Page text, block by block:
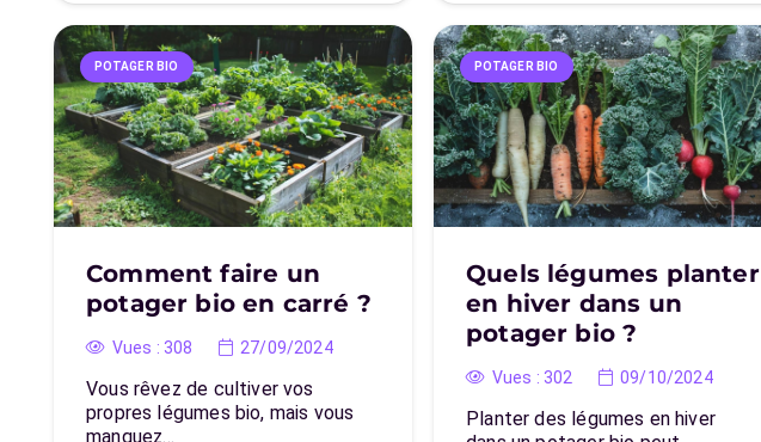
POTAGER BIO
Comment faire un
potager bio en carré ?
Vues : 308 27/09/2024
Vous rêvez de cultiver vos
propres légumes bio, mais vous
manquez…
POTAGER BIO
Quels légumes planter
en hiver dans un
potager bio ?
Vues : 302 09/10/2024
Planter des légumes en hiver